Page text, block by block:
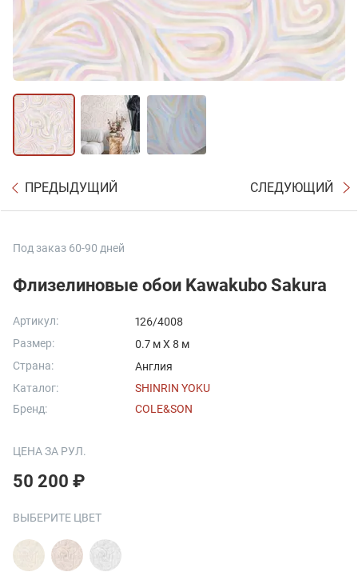
ПРЕДЫДУЩИЙ СЛЕДУЮЩИЙ
Под заказ 60-90 дней
Флизелиновые обои Kawakubo Sakura
Артикул:
126/4008
Размер:
0.7 м X 8 м
Страна:
Англия
Каталог:
SHINRIN YOKU
Бренд:
COLE&SON
ЦЕНА ЗА РУЛ.
50 200 ₽
ВЫБЕРИТЕ ЦВЕТ